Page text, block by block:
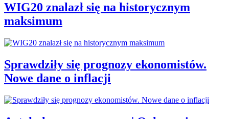
WIG20 znalazł się na historycznym
maksimum
Sprawdziły się prognozy ekonomistów.
Nowe dane o inflacji